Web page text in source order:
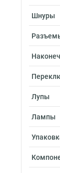
Шнуры
Лупы
Лампы